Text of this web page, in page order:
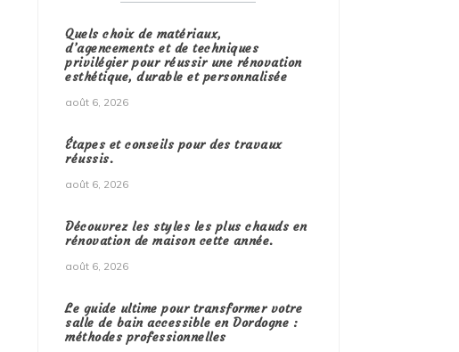
Quels choix de matériaux,
d’agencements et de techniques
privilégier pour réussir une rénovation
esthétique, durable et personnalisée
août 6, 2026
Étapes et conseils pour des travaux
réussis.
août 6, 2026
Découvrez les styles les plus chauds en
rénovation de maison cette année.
août 6, 2026
Le guide ultime pour transformer votre
salle de bain accessible en Dordogne :
méthodes professionnelles